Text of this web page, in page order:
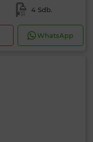
4 Sdb.
WhatsApp